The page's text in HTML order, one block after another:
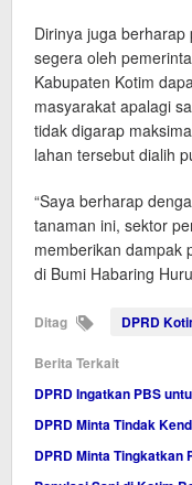
Dirinya juga
segera oleh
Kabupaten Kotim
masyarakat apalagi
tidak digarap
lahan tersebut dialih
“Saya berharap
tanaman ini, sektor
memberikan dampak
di Bumi Habaring
Ditag DPRD
Berita Terkait
DPRD Ingatkan PBS
DPRD Minta Tindak
DPRD Minta Tingkatkan